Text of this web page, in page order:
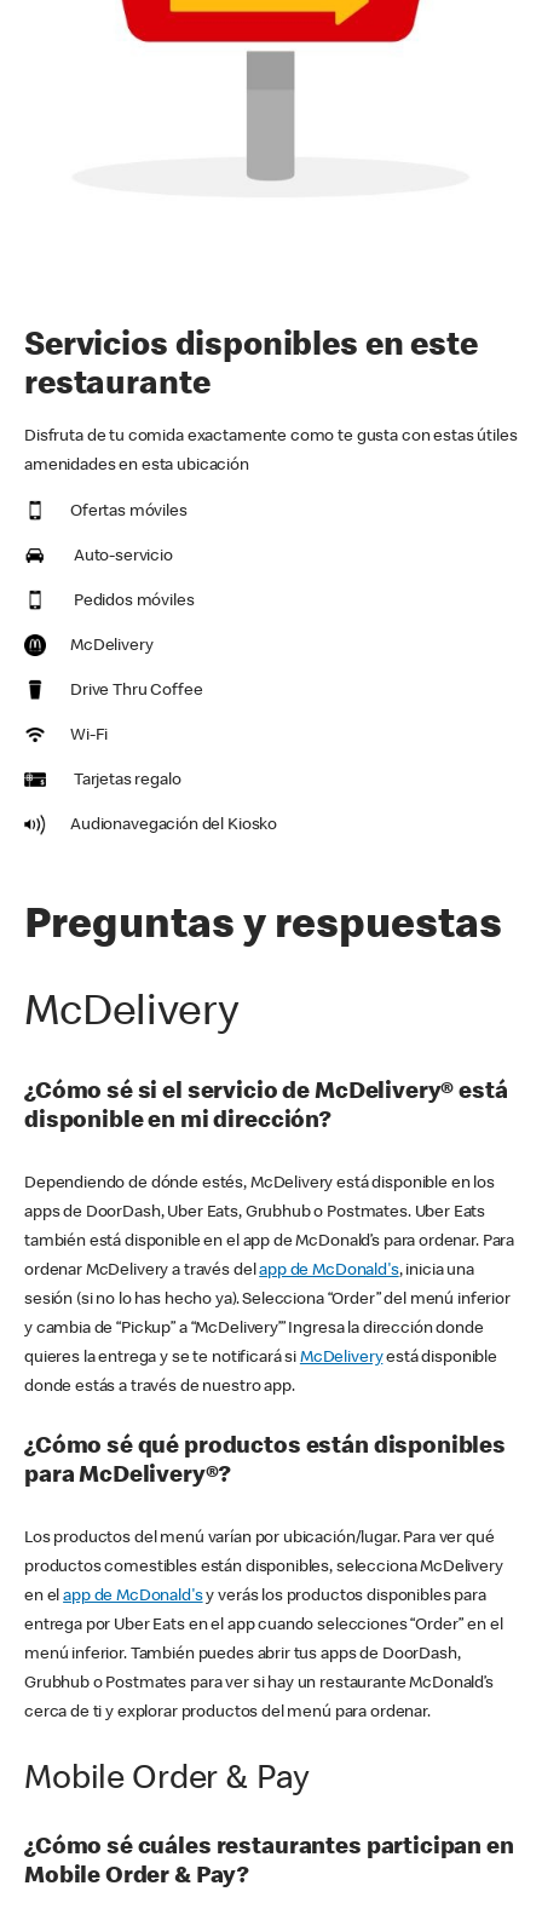
Servicios disponibles en este
restaurante
Disfruta de tu comida exactamente como te gusta con estas útiles
amenidades en esta ubicación
Ofertas móviles
Auto-servicio
Pedidos móviles
McDelivery
Drive Thru Coffee
Wi-Fi
Tarjetas regalo
Audionavegación del Kiosko
Preguntas y respuestas
McDelivery
¿Cómo sé si el servicio de McDelivery® está
disponible en mi dirección?
Dependiendo de dónde estés, McDelivery está disponible en los
apps de DoorDash, Uber Eats, Grubhub o Postmates. Uber Eats
también está disponible en el app de McDonald’s para ordenar. Para
ordenar McDelivery a través delapp de McDonald's, inicia una
sesión (si no lo has hecho ya). Selecciona “Order” del menú inferior
y cambia de “Pickup” a “McDelivery’” Ingresa la dirección donde
quieres la entrega y se te notificará si McDeliveryestá disponible
donde estás a través de nuestro app.
¿Cómo sé qué productos están disponibles
para McDelivery®?
Los productos del menú varían por ubicación/lugar. Para ver qué
productos comestibles están disponibles, selecciona McDelivery
en elapp de McDonald'sy verás los productos disponibles para
entrega por Uber Eats en el app cuando selecciones “Order” en el
menú inferior. También puedes abrir tus apps de DoorDash,
Grubhub o Postmates para ver si hay un restaurante McDonald’s
cerca de ti y explorar productos del menú para ordenar.
Mobile Order & Pay
¿Cómo sé cuáles restaurantes participan en
Mobile Order & Pay?